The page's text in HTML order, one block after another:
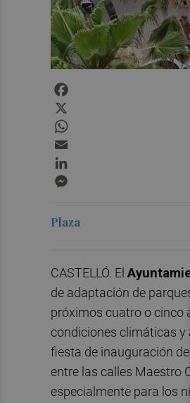
Plaza
CASTELLÓ. El
de adaptación de
próximos cuatro o cinco
condiciones climáticas y
fiesta de inauguración
entre las calles Maestro
especialmente para los